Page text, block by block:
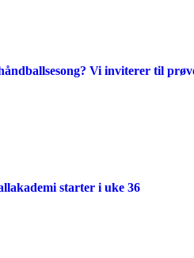
Vi inviterer til
starter i uke 36